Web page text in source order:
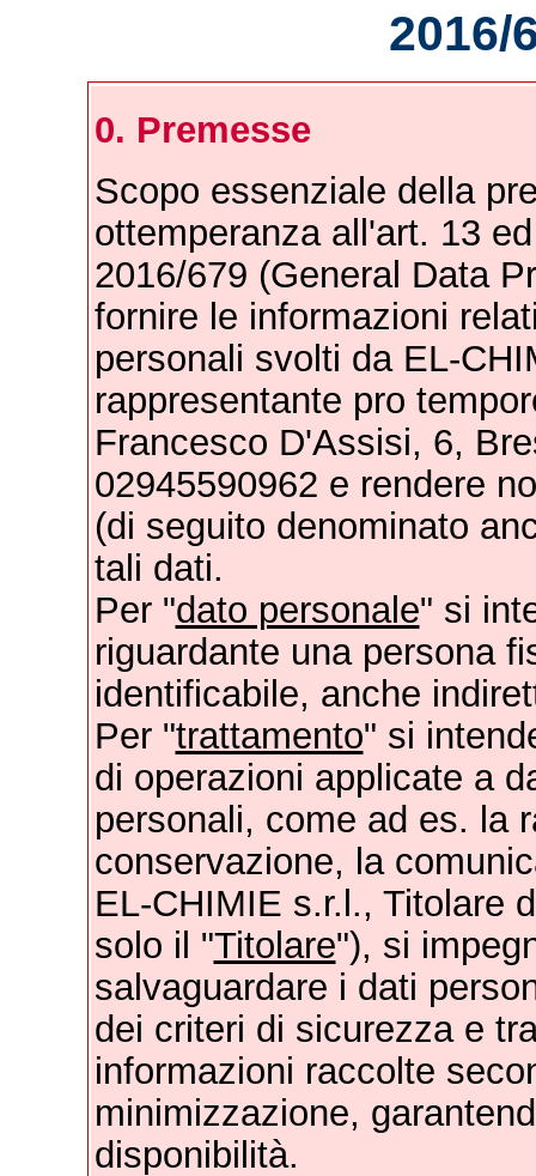
2016/
0. Premesse
Scopo essenziale della
ottemperanza all'art. 13
2016/679 (General Data
fornire le informazioni
personali svolti da EL-
rappresentante pro
Francesco D'Assisi, 6,
02945590962 e rendere
(di seguito denominato
tali dati.
Per "dato personale" si
riguardante una persona
identificabile, anche
Per "trattamento" si
di operazioni applicate a
personali, come ad es. la
conservazione, la
EL-CHIMIE s.r.l., Titolare
solo il "Titolare"), si
salvaguardare i dati
dei criteri di sicurezza e
informazioni raccolte
minimizzazione,
disponibilità.